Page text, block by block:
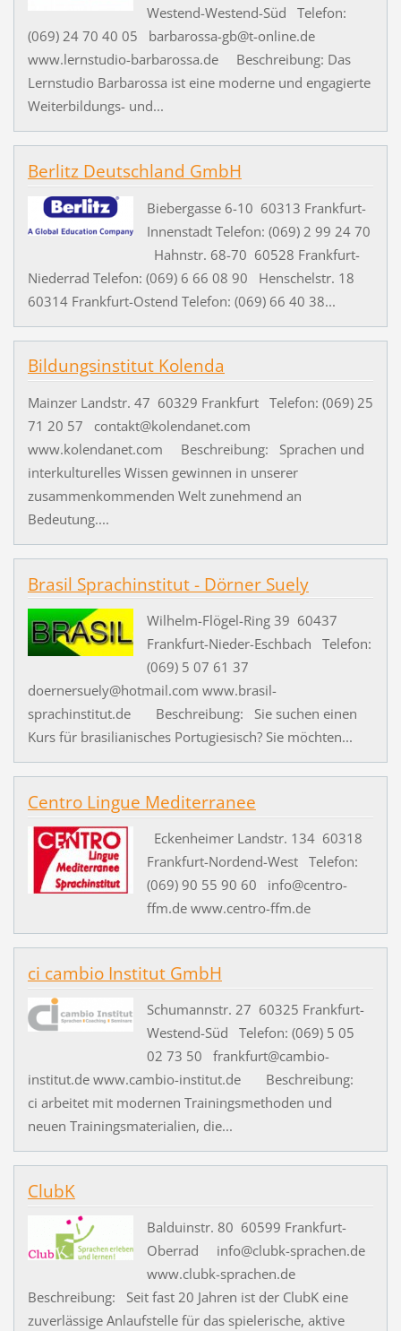
Westend-Westend-Süd Telefon:
(069) 24 70 40 05 barbarossa-gb@t-online.de
www.lernstudio-barbarossa.de Beschreibung: Das
Lernstudio Barbarossa ist eine moderne und engagierte
Weiterbildungs- und...
Berlitz Deutschland GmbH
Biebergasse 6-10 60313 Frankfurt-
Innenstadt Telefon: (069) 2 99 24 70
Hahnstr. 68-70 60528 Frankfurt-
Niederrad Telefon: (069) 6 66 08 90 Henschelstr. 18
60314 Frankfurt-Ostend Telefon: (069) 66 40 38...
Bildungsinstitut Kolenda
Mainzer Landstr. 47 60329 Frankfurt Telefon: (069) 25
71 20 57 contakt@kolendanet.com
www.kolendanet.com Beschreibung: Sprachen und
interkulturelles Wissen gewinnen in unserer
zusammenkommenden Welt zunehmend an
Bedeutung....
Brasil Sprachinstitut - Dörner Suely
Wilhelm-Flögel-Ring 39 60437
Frankfurt-Nieder-Eschbach Telefon:
(069) 5 07 61 37
doernersuely@hotmail.com www.brasil-
sprachinstitut.de Beschreibung: Sie suchen einen
Kurs für brasilianisches Portugiesisch? Sie möchten...
Centro Lingue Mediterranee
Eckenheimer Landstr. 134 60318
Frankfurt-Nordend-West Telefon:
(069) 90 55 90 60 info@centro-
ffm.de www.centro-ffm.de
ci cambio Institut GmbH
Schumannstr. 27 60325 Frankfurt-
Westend-Süd Telefon: (069) 5 05
02 73 50 frankfurt@cambio-
institut.de www.cambio-institut.de Beschreibung:
ci arbeitet mit modernen Trainingsmethoden und
neuen Trainingsmaterialien, die...
ClubK
Balduinstr. 80 60599 Frankfurt-
Oberrad info@clubk-sprachen.de
www.clubk-sprachen.de
Beschreibung: Seit fast 20 Jahren ist der ClubK eine
zuverlässige Anlaufstelle für das spielerische, aktive